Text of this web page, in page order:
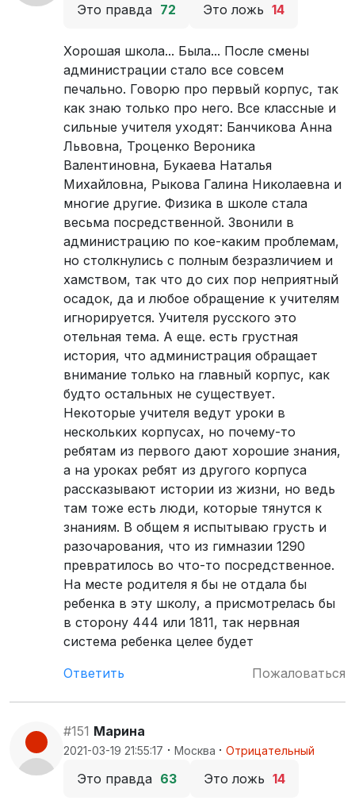
Это правда 72 Это ложь 14
Хорошая школа... Была... После смены
администрации стало все совсем
печально. Говорю про первый корпус, так
как знаю только про него. Все классные и
сильные учителя уходят: Банчикова Анна
Львовна, Троценко Вероника
Валентиновна, Букаева Наталья
Михайловна, Рыкова Галина Николаевна и
многие другие. Физика в школе стала
весьма посредственной. Звонили в
администрацию по кое-каким проблемам,
но столкнулись с полным безразличием и
хамством, так что до сих пор неприятный
осадок, да и любое обращение к учителям
игнорируется. Учителя русского это
отельная тема. А еще. есть грустная
история, что администрация обращает
внимание только на главный корпус, как
будто остальных не существует.
Некоторые учителя ведут уроки в
нескольких корпусах, но почему-то
ребятам из первого дают хорошие знания,
а на уроках ребят из другого корпуса
рассказывают истории из жизни, но ведь
там тоже есть люди, которые тянутся к
знаниям. В общем я испытываю грусть и
разочарования, что из гимназии 1290
превратилось во что-то посредственное.
На месте родителя я бы не отдала бы
ребенка в эту школу, а присмотрелась бы
в сторону 444 или 1811, так нервная
система ребенка целее будет
Ответить
Пожаловаться
#151 Марина
2021-03-19 21:55:17 · Москва · Отрицательный
Это правда 63 Это ложь 14